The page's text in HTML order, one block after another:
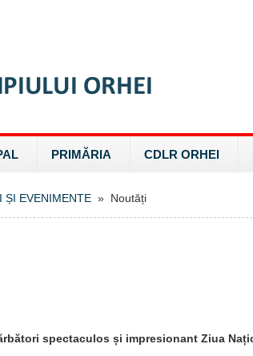
PRIMĂRIA CDLR ORHEI
ȘI EVENIMENTE » Noutăți
spectaculos și impresionant Ziua